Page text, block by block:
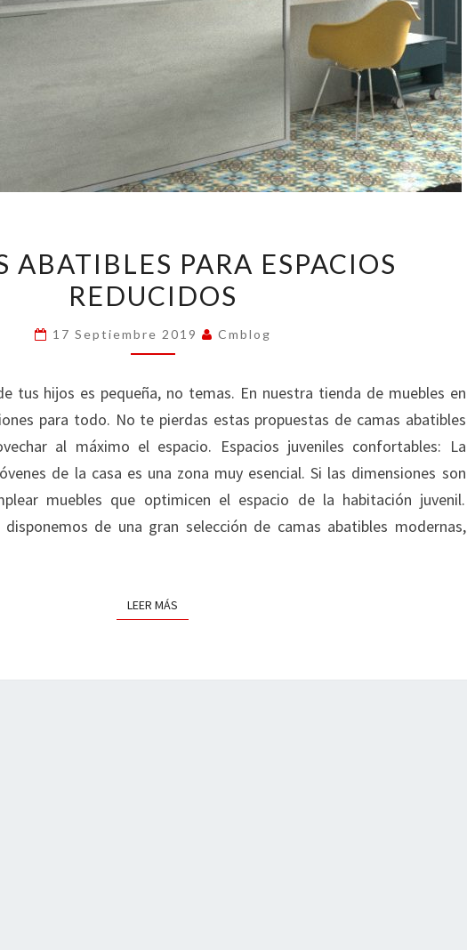
ABATIBLES
PARA
REDUCIDOS
ABATIBLES PARA ESPACIOS
REDUCIDOS
17 Septiembre 2019 Cmblog
tus hijos es pequeña, no temas. En nuestra tienda de muebles en
para todo. No te pierdas estas propuestas de camas abatibles
al máximo el espacio. Espacios juveniles confortables: La
de la casa es una zona muy esencial. Si las dimensiones son
muebles que optimicen el espacio de la habitación juvenil.
de una gran selección de camas abatibles modernas,
LEER MÁS